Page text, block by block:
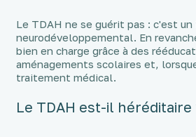
Le TDAH ne se guérit pas : c'est
neurodéveloppemental. En
bien en charge grâce à des
aménagements scolaires et,
traitement médical.
Le TDAH est-il héréditaire